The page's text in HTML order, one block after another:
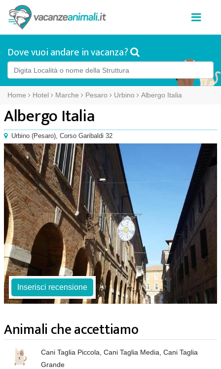
Dove vuoi andare in vacanza?
Home Hotel Marche Pesaro Urbino Albergo Italia
Albergo Italia
Urbino (Pesaro), Corso Garibaldi 32
Inserisci recensione
Animali che accettiamo
Cani Taglia Piccola, Cani Taglia Media, Cani Taglia
Grande